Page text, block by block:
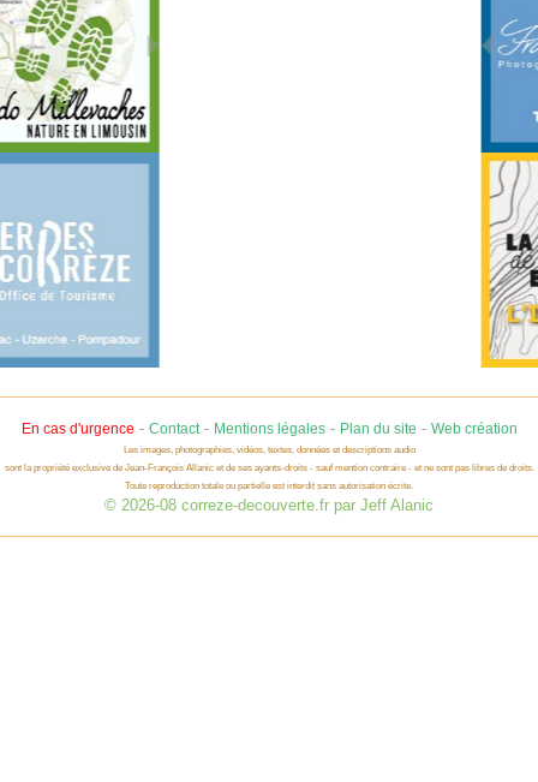
En cas d'urgence - Contact- Mentions légales- Plan du site - Web création
Les images, photographies, vidéos, textes, données et descriptions audio
sont la propriété exclusive de Jean-François Allanic et de ses ayants-droits - sauf mention contraire - et ne sont pas libres de droits.
Toute reproduction totale ou partielle est interdit sans autorisation écrite.
© 2026-08 correze-decouverte.fr par Jeff Alanic